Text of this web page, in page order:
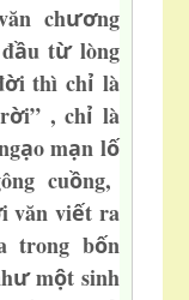
chương
ầu từlòng
ời thì chỉ là
ời” , chỉ là
ạo mạn lố
cuồng,
i văn viết ra
trong bốn
ưmột sinh